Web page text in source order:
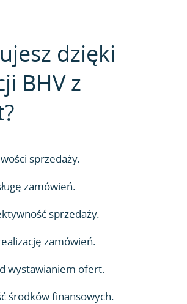
dzięki
BHV z
sprzedaży.
zamówień.
sprzedaży.
zamówień.
wystawianiem ofert.
środków finansowych.